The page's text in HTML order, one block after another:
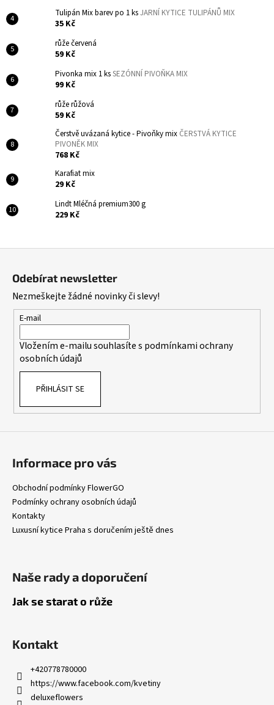
Tulipán Mix barev po 1 ksJARNÍ KYTICE TULIPÁNŮ MIX
35 Kč
růže červená
59 Kč
Pivonka mix 1 ksSEZÓNNÍ PIVOŇKA MIX
99 Kč
růže růžová
59 Kč
Čerstvě uvázaná kytice - Pivoňky mix ČERSTVÁ KYTICE
PIVONĚK MIX
768 Kč
Karafiat mix
29 Kč
Lindt Mléčná premium300 g
229 Kč
Odebírat newsletter
Nezmeškejte žádné novinky či slevy!
E-mail
Vložením e-mailu souhlasíte s podmínkami ochrany
osobních údajů
PŘIHLÁSIT SE
Informace pro vás
Obchodní podmínky FlowerGO
Podmínky ochrany osobních údajů
Kontakty
Luxusní kytice Praha s doručením ještě dnes
Naše rady a doporučení
Jak se starat o růže
Kontakt
+420778780000
https://www.facebook.com/kvetiny
deluxeflowers